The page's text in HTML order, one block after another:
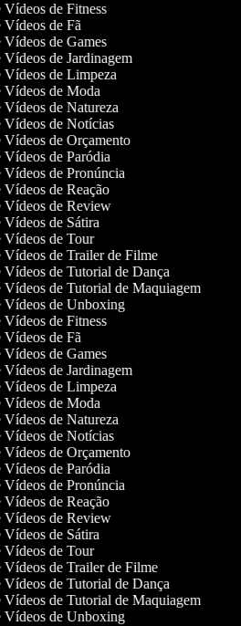
Vídeos de Fitness
Vídeos de Fã
Vídeos de Games
Vídeos de Jardinagem
Vídeos de Limpeza
Vídeos de Moda
Vídeos de Natureza
Vídeos de Notícias
Vídeos de Orçamento
Vídeos de Paródia
Vídeos de Pronúncia
Vídeos de Reação
Vídeos de Review
Vídeos de Sátira
Vídeos de Tour
Vídeos de Trailer de Filme
Vídeos de Tutorial de Dança
Vídeos de Tutorial de Maquiagem
Vídeos de Unboxing
Vídeos de Fitness
Vídeos de Fã
Vídeos de Games
Vídeos de Jardinagem
Vídeos de Limpeza
Vídeos de Moda
Vídeos de Natureza
Vídeos de Notícias
Vídeos de Orçamento
Vídeos de Paródia
Vídeos de Pronúncia
Vídeos de Reação
Vídeos de Review
Vídeos de Sátira
Vídeos de Tour
Vídeos de Trailer de Filme
Vídeos de Tutorial de Dança
Vídeos de Tutorial de Maquiagem
Vídeos de Unboxing